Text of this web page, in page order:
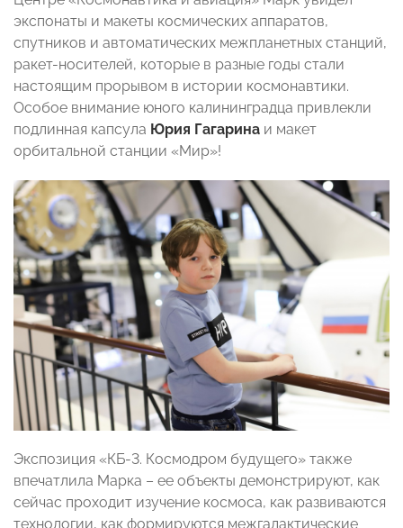
экспонаты и макеты космических аппаратов,
спутников и автоматических межпланетных станций,
ракет-носителей, которые в разные годы стали
настоящим прорывом в истории космонавтики.
Особое внимание юного калининградца привлекли
подлинная капсула Юрия Гагарина и макет
орбитальной станции «Мир»!
Экспозиция «КБ-3. Космодром будущего» также
впечатлила Марка – ее объекты демонстрируют, как
сейчас проходит изучение космоса, как развиваются
технологии, как формируются межгалактические